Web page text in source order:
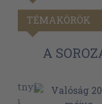
TÉMAKÖRÖK
A